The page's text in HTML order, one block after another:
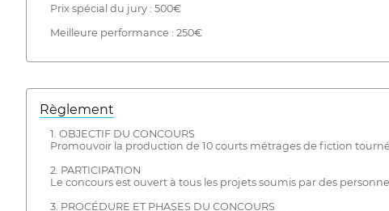
Prix spécial du jury : 500€
Meilleure performance : 250€
Règlement
1. OBJECTIF DU CONCOURS
Promouvoir la production de 10 courts métrages de fiction
2. PARTICIPATION
Le concours est ouvert à tous les projets soumis par des
3. PROCÉDURE ET PHASES DU CONCOURS